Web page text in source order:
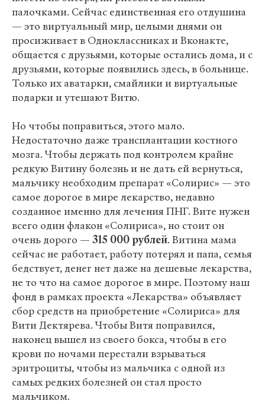
палочками. Сейчас единственная его отдушина
— это виртуальный мир, целыми днями он
просиживает в Одноклассниках и Вконакте,
общается с друзьями, которые остались дома, и с
друзьями, которые появились здесь, в больнице.
Только их аватарки, смайлики и виртуальные
подарки и утешают Витю.
Но чтобы поправиться, этого мало.
Недостаточно даже трансплантации костного
мозга. Чтобы держать под контролем крайне
редкую Витину болезнь и не дать ей вернуться,
мальчику необходим препарат «Солирис» — это
самое дорогое в мире лекарство, недавно
созданное именно для лечения ПНГ. Вите нужен
всего один флакон «Солириса», но стоит он
очень дорого — 315 000 рублей. Витина мама
сейчас не работает, работу потерял и папа, семья
бедствует, денег нет даже на дешевые лекарства,
не то что на самое дорогое в мире. Поэтому наш
фонд в рамках проекта «Лекарства» объявляет
сбор средств на приобретение «Солириса» для
Вити Дектярева. Чтобы Витя поправился,
наконец вышел из своего бокса, чтобы в его
крови по ночами перестали взрываться
эритроциты, чтобы из мальчика с одной из
самых редких болезней он стал просто
мальчиком.